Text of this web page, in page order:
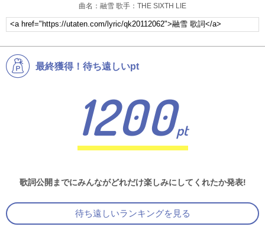
曲名：融雪 歌手：THE SIXTH LIE
最終獲得！待ち遠しいpt
1200pt
歌詞公開までにみんながどれだけ楽しみにしてくれたか発表!
待ち遠しいランキングを見る